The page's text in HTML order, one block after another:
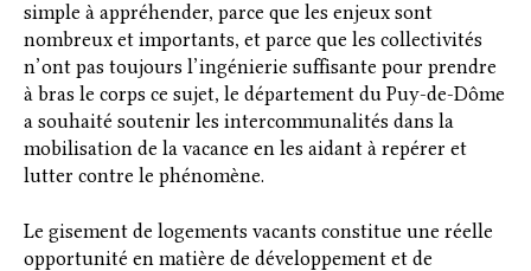
simple à appréhender, parce que les enjeux sont
nombreux et importants, et parce que les collectivités
n’ont pas toujours l’ingénierie suffisante pour prendre
à bras le corps ce sujet, le département du Puy-de-Dôme
a souhaité soutenir les intercommunalités dans la
mobilisation de la vacance en les aidant à repérer et
lutter contre le phénomène.
Le gisement de logements vacants constitue une réelle
opportunité en matière de développement et de